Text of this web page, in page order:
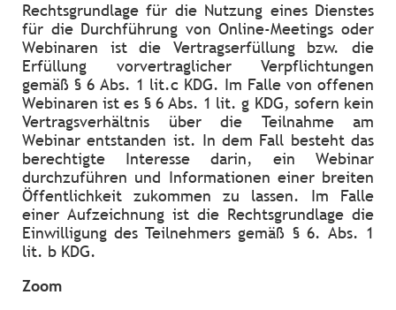
Rechtsgrundlage für die Nutzung eines Dienstes
für die Durchführung von Online-Meetings oder
Webinaren ist die Vertragserfüllung bzw. die
Erfüllung vorvertraglicher Verpflichtungen
gemäß § 6 Abs. 1 lit.c KDG. Im Falle von offenen
Webinaren ist es § 6 Abs. 1 lit. g KDG, sofern kein
Vertragsverhältnis über die Teilnahme am
Webinar entstanden ist. In dem Fall besteht das
berechtigte Interesse darin, ein Webinar
durchzuführen und Informationen einer breiten
Öffentlichkeit zukommen zu lassen. Im Falle
einer Aufzeichnung ist die Rechtsgrundlage die
Einwilligung des Teilnehmers gemäß § 6. Abs. 1
lit. b KDG.
Zoom